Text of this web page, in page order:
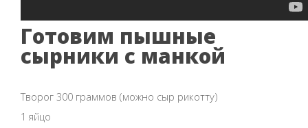
Готовим пышные
сырники с манкой
Творог 300 граммов (можно сыр рикотту)
1 яйцо